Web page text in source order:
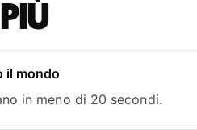
il mondo
in meno di 20 secondi.